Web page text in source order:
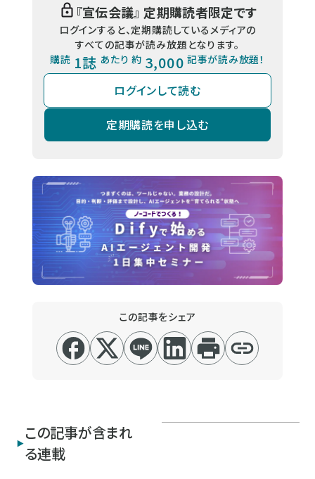
『宣伝会議』 定期購読者限定です
ログインすると、定期購読しているメディアの
すべての記事が読み放題となります。
購読 1誌 あたり 約 3,000 記事が読み放題！
ログインして読む
定期購読を申し込む
この記事をシェア
この記事が含まれ
る連載